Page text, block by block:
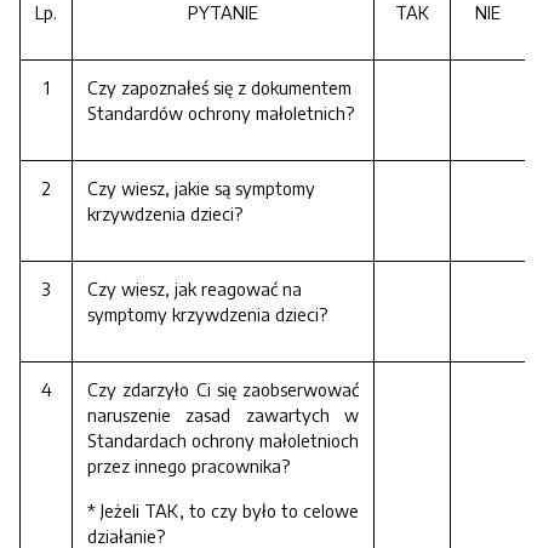
Lp. PYTANIE TAK NIE
1
Czy zapoznałeś się z dokumentem
Standardów ochrony małoletnich?
2
Czy wiesz, jakie są symptomy
krzywdzenia dzieci?
3
Czy wiesz, jak reagować na
symptomy krzywdzenia dzieci?
4
Czy zdarzyło Ci się zaobserwować
naruszenie zasad zawartych w
Standardach ochrony małoletnioch
przez innego pracownika?
* Jeżeli TAK, to czy było to celowe
działanie?